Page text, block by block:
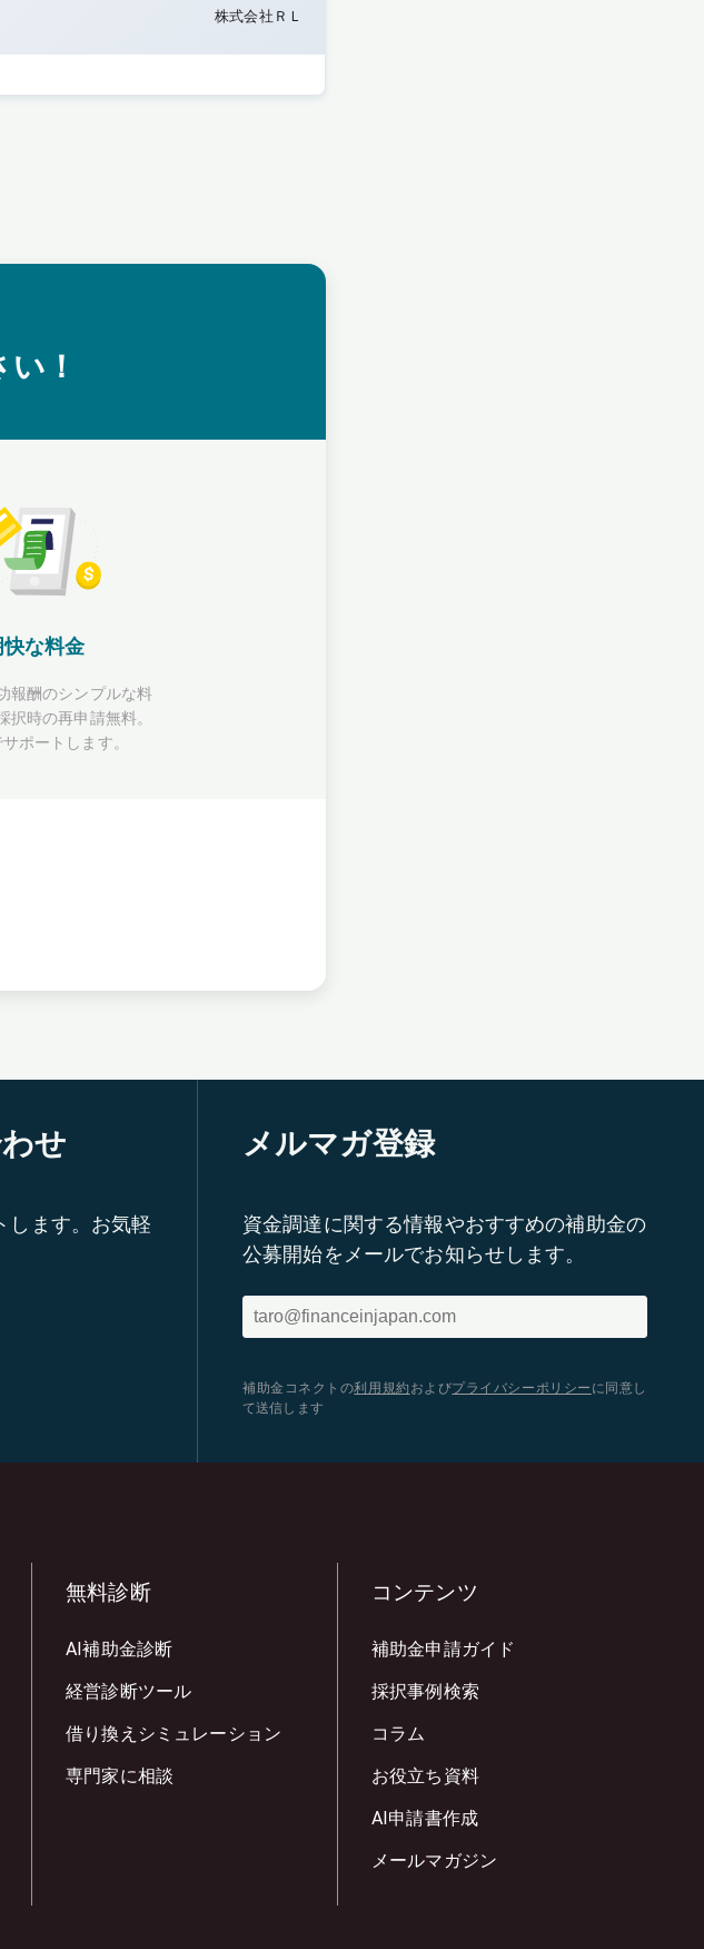
株式会社ＲＬ
！
快な料金
報酬のシンプルな料
択時の再申請無料。
ポートします。
せ
します。お気軽
メルマガ登録
資金調達に関する情報やおすすめの補助金の
公募開始をメールでお知らせします。
補助金コネクトの利用規約 およびプライバシーポリシー に同意し
て送信します
無料診断
AI補助金診断
経営診断ツール
借り換えシミュレーション
専門家に相談
コンテンツ
補助金申請ガイド
採択事例検索
コラム
お役立ち資料
AI申請書作成
メールマガジン